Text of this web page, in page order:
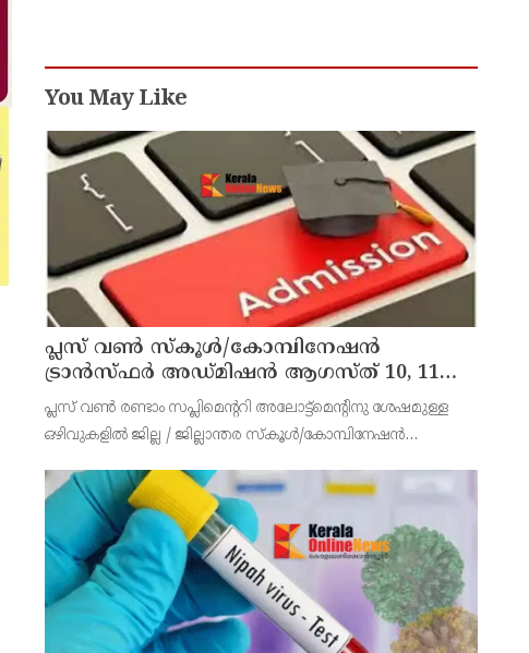
You May Like
പ്ലസ് വൺ സ്‌കൂൾ/കോമ്പിനേഷൻ
ട്രാൻസ്ഫർ അഡ്മിഷൻ ആഗസ്ത് 10, 11
തീയതികളിൽ
പ്ലസ് വൺ രണ്ടാം സപ്ലിമെന്ററി അലോട്ട്‌മെന്റിനു ശേഷമുള്ള
ഒഴിവുകളിൽ ജില്ല / ജില്ലാന്തര സ്‌കൂൾ/കോമ്പിനേഷൻ
ആഗസ്റ്റ് 7 ന് വൈകിട്ട് 4 മണി വരെ നൽകിയിരുന്നു